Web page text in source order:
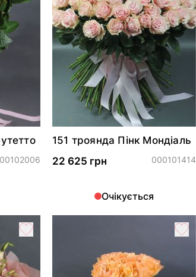
151 троянда Пінк Мондіаль
22 625 грн
000101414
Очікується